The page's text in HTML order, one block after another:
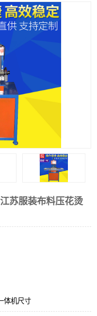
苏服装布料压花烫
体机尺寸
动超声波打片成型机